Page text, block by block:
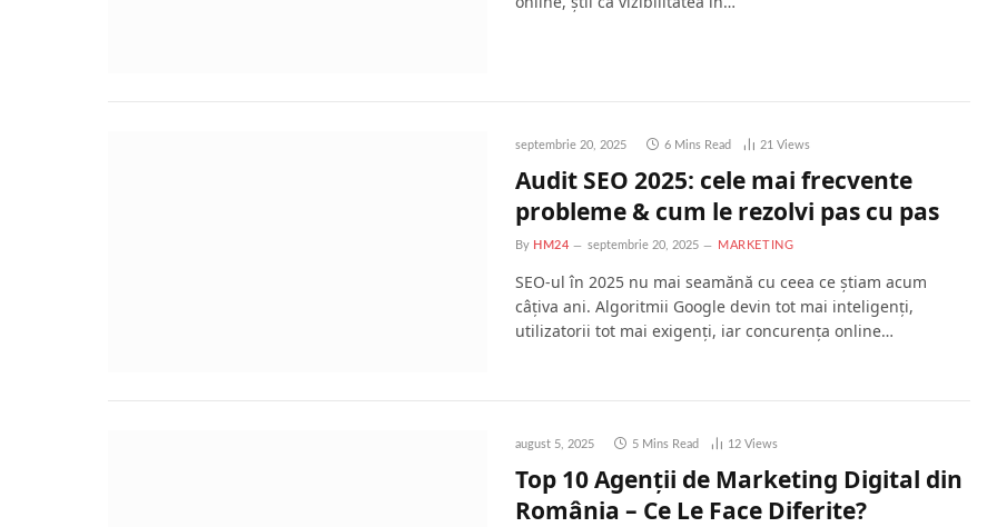
septembrie 20, 2025 6 Mins Read 21 Views
Audit SEO 2025: cele mai frecvente
probleme & cum le rezolvi pas cu pas
By HM24 septembrie 20, 2025 MARKETING
SEO-ul în 2025 nu mai seamănă cu ceea ce știam acum
câțiva ani. Algoritmii Google devin tot mai inteligenți,
utilizatorii tot mai exigenți, iar concurența online…
august 5, 2025 5 Mins Read 12 Views
Top 10 Agenții de Marketing Digital din
România – Ce Le Face Diferite?